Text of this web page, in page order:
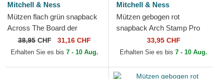
Mitchell & Ness
Mützen flach grün snapback
Across The Board der
Boston Celtics NBA von
Mitchell & Ness
38,95CHF 31,16 CHF
Erhalten Sie es bis 7 - 10 Aug.
Mitchell & Ness
Mützen gebogen rot
snapback Arch Stamp Pro
der Chicago Bulls NBA von
Mitchell & Ness
33,95 CHF
Erhalten Sie es bis 7 - 10 Aug.